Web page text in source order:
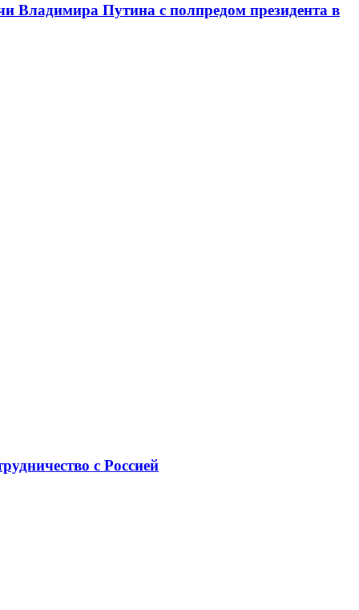
Владимира Путина с полпредом президента в
с Россией